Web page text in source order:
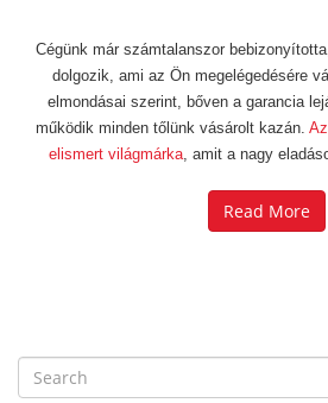
Cégünk már számtalanszor
dolgozik, ami az Ön megelégedésére
elmondásai szerint, bőven a garancia
működik minden tőlünk vásárolt kazán.
elismert világmárka , amit a nagy
Read More
e